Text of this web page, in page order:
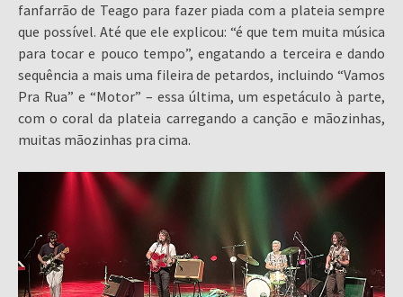
fanfarrão de Teago para fazer piada com a plateia sempre
que possível. Até que ele explicou: “é que tem muita música
para tocar e pouco tempo”, engatando a terceira e dando
sequência a mais uma fileira de petardos, incluindo “Vamos
Pra Rua” e “Motor” – essa última, um espetáculo à parte,
com o coral da plateia carregando a canção e mãozinhas,
muitas mãozinhas pra cima.